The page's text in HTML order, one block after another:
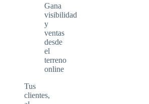
Gana
visibilidad
y
ventas
desde
el
terreno
online
Tus
clientes,